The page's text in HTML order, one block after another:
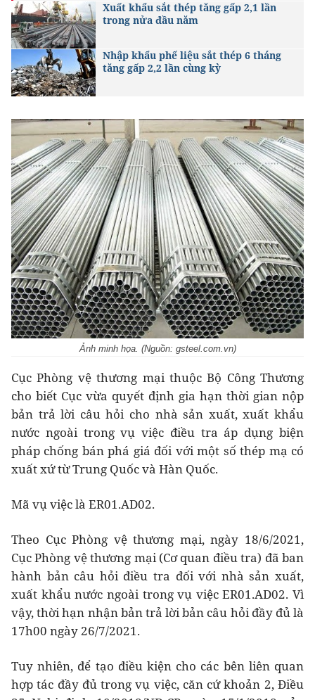
Xuất khẩu sắt thép tăng gấp 2,1 lần
trong nửa đầu năm
Nhập khẩu phế liệu sắt thép 6 tháng
tăng gấp 2,2 lần cùng kỳ
Ảnh minh họa. (Nguồn: gsteel.com.vn)
Cục Phòng vệ thương mại thuộc Bộ Công Thương
cho biết Cục vừa quyết định gia hạn thời gian nộp
bản trả lời câu hỏi cho nhà sản xuất, xuất khẩu
nước ngoài trong vụ việc điều tra áp dụng biện
pháp chống bán phá giá đối với một số thép mạ có
xuất xứ từ Trung Quốc và Hàn Quốc.
Mã vụ việc là ER01.AD02.
Theo Cục Phòng vệ thương mại, ngày 18/6/2021,
Cục Phòng vệ thương mại (Cơ quan điều tra) đã ban
hành bản câu hỏi điều tra đối với nhà sản xuất,
xuất khẩu nước ngoài trong vụ việc ER01.AD02. Vì
vậy, thời hạn nhận bản trả lời bản câu hỏi đầy đủ là
17h00 ngày 26/7/2021.
Tuy nhiên, để tạo điều kiện cho các bên liên quan
hợp tác đầy đủ trong vụ việc, căn cứ khoản 2, Điều